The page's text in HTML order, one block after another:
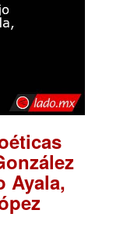
Ayala,